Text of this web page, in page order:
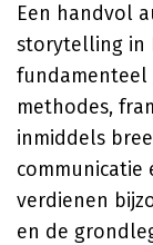
Een handvol
storytelling in
fundamenteel
methodes,
inmiddels
communicatie
verdienen
en de